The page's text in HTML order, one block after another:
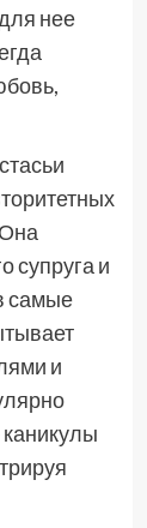
нее
супруга и
самые
и